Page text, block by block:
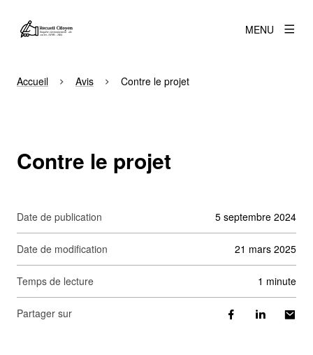
MENU
Accueil Avis Contre le projet
Contre le projet
Date de publication 5 septembre 2024
Date de modification 21 mars 2025
Temps de lecture 1 minute
Partager sur